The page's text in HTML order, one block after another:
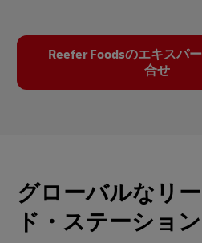
Reefer Foodsのエキスパ
合せ
グローバルなリ
ド・ステーション